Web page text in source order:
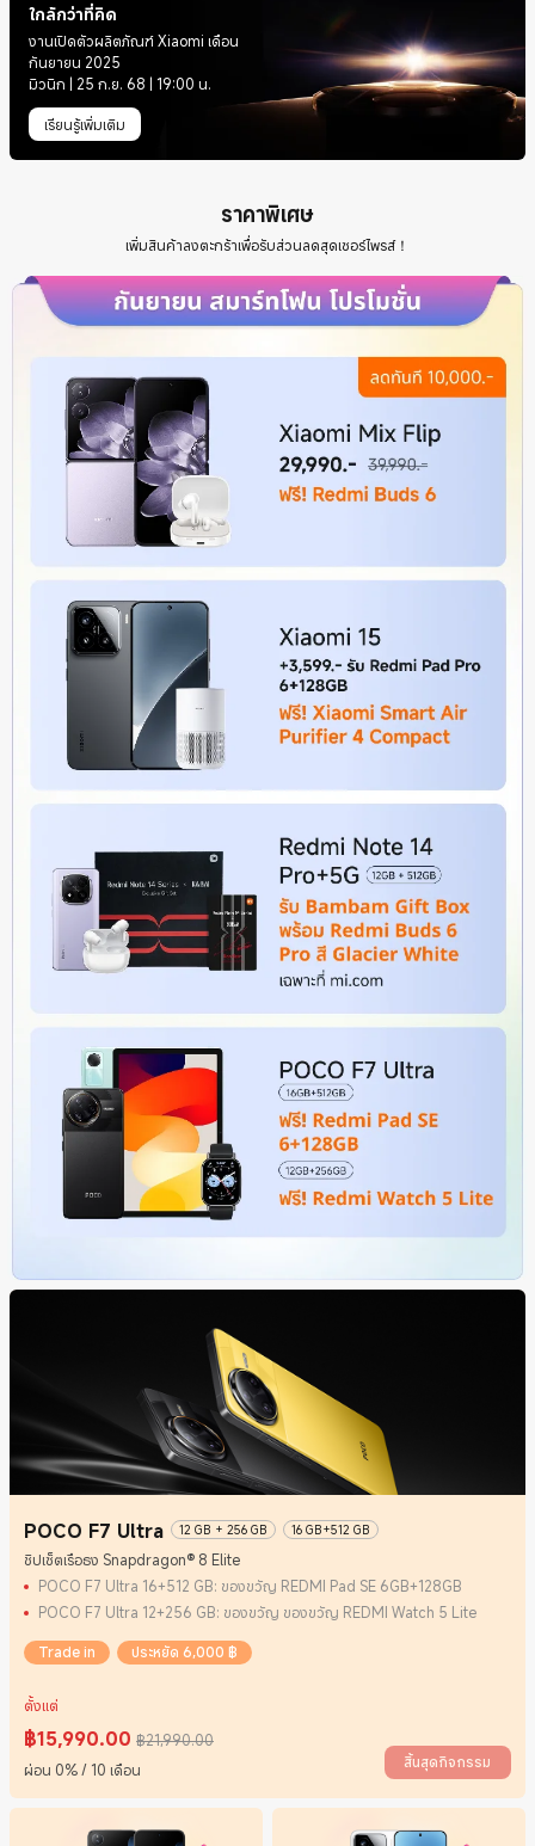
ใกล้กว่าที่คิด
งานเปิดตัวผลิตภัณฑ์ Xiaomi เดือน
กันยายน 2025
มิวนิก | 25 ก.ย. 68 | 19:00 น.
เรียนรู้เพิ่มเติม
ราคาพิเศษ
เพิ่มสินค้าลงตะกร้าเพื่อรับส่วนลดสุดเซอร์ไพรส์！
POCO F7 Ultra 12 GB + 256 GB 16 GB+512 GB
ชิปเซ็ตเรือธง Snapdragon® 8 Elite
POCO F7 Ultra 16+512 GB: ของขวัญ REDMI Pad SE 6GB+128GB
POCO F7 Ultra 12+256 GB: ของขวัญ ของขวัญ REDMI Watch 5 Lite
Trade in
ประหยัด 6,000 ฿
ตั้งแต่
฿15,990.00
Current Price ฿15990
฿21,990.00
ราคาโปรโมชั่น ฿21,990.00
ผ่อน 0% / 10 เดือน สิ้นสุดกิจกรรม